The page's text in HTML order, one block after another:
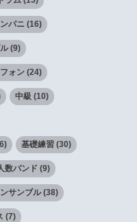
パニ (16)
(9)
ォン (24)
中級 (10)
基礎練習 (30)
数バンド (9)
サンブル(38)
(7)